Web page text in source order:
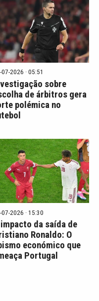
2026 · 05:51
sobre
de árbitros gera
polémica no
07-2026 · 15:30
impacto da saída de
Ronaldo: O
económico que
Portugal